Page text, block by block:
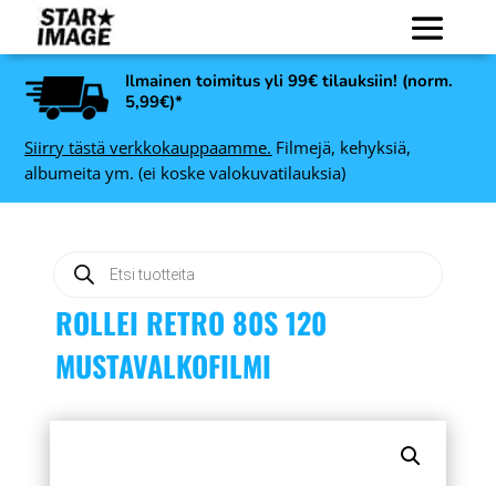
Ilmainen toimitus yli 99€ tilauksiin! (norm.
5,99€)*
Siirry tästä verkkokauppaamme. Filmejä, kehyksiä,
albumeita ym. (ei koske valokuvatilauksia)
search
ROLLEI RETRO 80S 120
MUSTAVALKOFILMI